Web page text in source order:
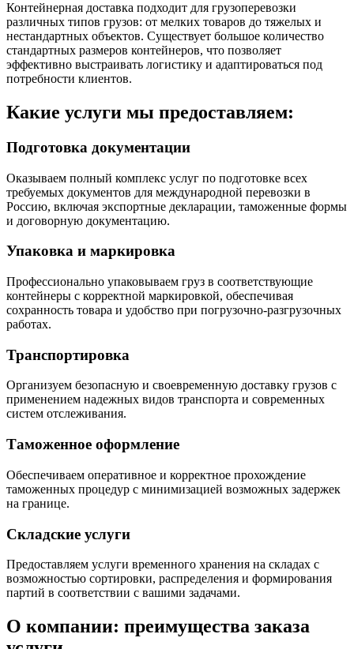
Контейнерная доставка подходит для грузоперевозки
различных типов грузов: от мелких товаров до тяжелых и
нестандартных объектов. Существует большое количество
стандартных размеров контейнеров, что позволяет
эффективно выстраивать логистику и адаптироваться под
потребности клиентов.
Какие услуги мы предоставляем:
Подготовка документации
Оказываем полный комплекс услуг по подготовке всех
требуемых документов для международной перевозки в
Россию, включая экспортные декларации, таможенные формы
и договорную документацию.
Упаковка и маркировка
Профессионально упаковываем груз в соответствующие
контейнеры с корректной маркировкой, обеспечивая
сохранность товара и удобство при погрузочно-разгрузочных
работах.
Транспортировка
Организуем безопасную и своевременную доставку грузов с
применением надежных видов транспорта и современных
систем отслеживания.
Таможенное оформление
Обеспечиваем оперативное и корректное прохождение
таможенных процедур с минимизацией возможных задержек
на границе.
Складские услуги
Предоставляем услуги временного хранения на складах с
возможностью сортировки, распределения и формирования
партий в соответствии с вашими задачами.
О компании: преимущества заказа